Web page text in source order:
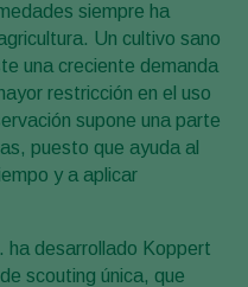
siempre ha
Un cultivo sano
una creciente demanda
restricción en el uso
supone una parte
puesto que ayuda al
y a aplicar
ha desarrollado Koppert
scouting única, que